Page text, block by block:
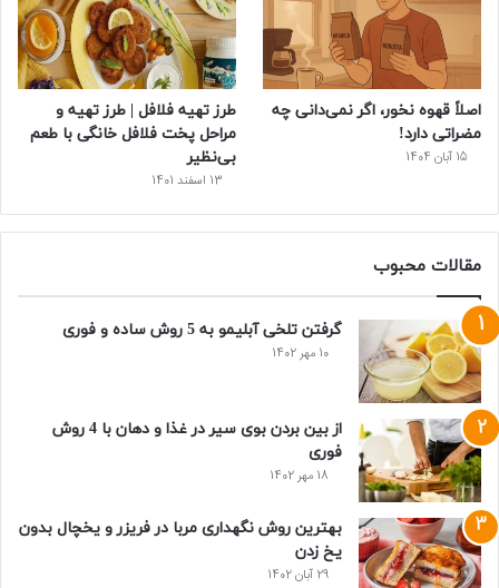
اصلاً قهوه نخور، اگر نمی‌دانی چه
مضراتی دارد!
15 آبان 1404
طرز تهیه فلافل | طرز تهیه و
مراحل پخت فلافل خانگی با طعم
بی‌نظیر
13 اسفند 1401
مقالات محبوب
گرفتن تلخی آبلیمو به 5 روش ساده و فوری
10 مهر 1402
از بین بردن بوی سیر در غذا و دهان با 4 روش
فوری
18 مهر 1402
بهترین روش نگهداری مربا در فریزر و یخچال بدون
یخ زدن
29 آبان 1402